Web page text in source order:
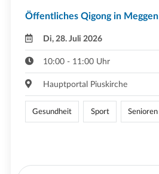
Öffentliches Qigong in Meggen
Di, 28. Juli 2026
10:00 - 11:00 Uhr
Hauptportal Piuskirche
Gesundheit Sport Senioren